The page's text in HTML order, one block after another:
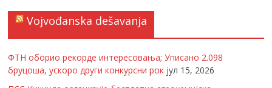
Vojvođanska dešavanja
ФТН оборио рекорде интересовања; Уписано 2.098
бруцоша, ускоро други конкурсни рок јул 15, 2026